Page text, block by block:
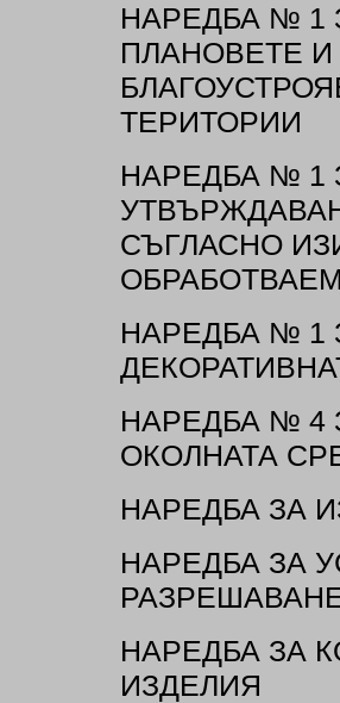
НАРЕДБА № 1
ПЛАНОВЕТЕ
ТЕРИТОРИИ
НАРЕДБА № 1
СЪГЛАСНО
НАРЕДБА № 1
НАРЕДБА № 4
ОКОЛНАТА
НАРЕДБА ЗА
НАРЕДБА ЗА
НАРЕДБА ЗА
ИЗДЕЛИЯ